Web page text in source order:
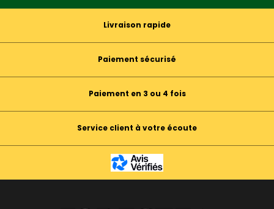
Livraison rapide
Paiement sécurisé
Paiement en 3 ou 4 fois
Service client à votre écoute